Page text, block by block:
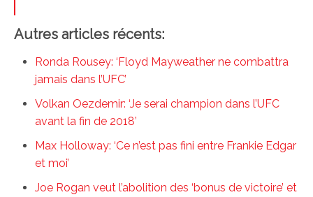
Autres articles récents:
Ronda Rousey: ‘Floyd Mayweather ne combattra
jamais dans l’UFC’
Volkan Oezdemir: ‘Je serai champion dans l’UFC
avant la fin de 2018’
Max Holloway: ‘Ce n’est pas fini entre Frankie Edgar
et moi’
Joe Rogan veut l’abolition des ‘bonus de victoire’ et